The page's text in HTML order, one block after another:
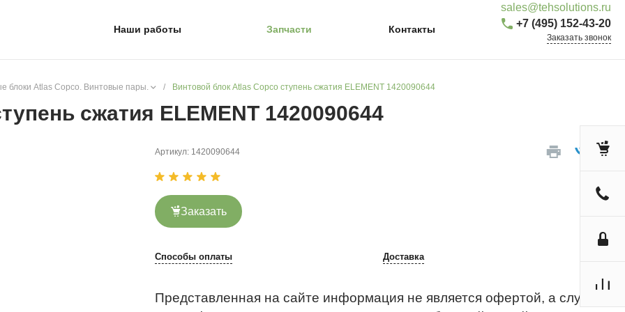
Наши работы Запчасти Контакты
sales@tehsolutions.ru
+7 (495) 152-43-20
Заказать звонок
блоки Atlas Copco. Винтовые пары. / Винтовой блок Atlas Copco ступень сжатия ELEMENT 1420090644
сжатия ELEMENT 1420090644
Артикул: 1420090644
Заказать
Способы оплаты Доставка
Представленная на сайте информация не является офертой, а служит